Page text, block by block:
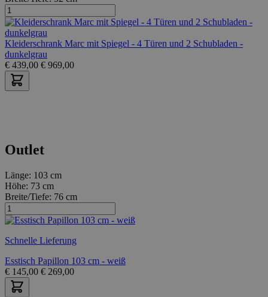
Kleiderschrank Marc mit Spiegel - 4 Türen und 2 Schubladen -
dunkelgrau
€ 439,00 € 969,00
Outlet
Länge: 103 cm
Höhe: 73 cm
Breite/Tiefe: 76 cm
Schnelle Lieferung
Esstisch Papillon 103 cm - weiß
€ 145,00 € 269,00